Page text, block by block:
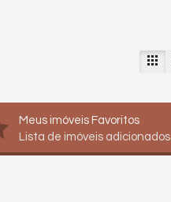
Meus imóveis Favoritos
Lista de imóveis adicionados